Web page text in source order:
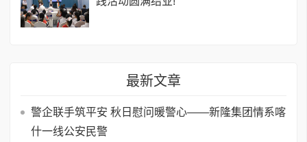
最新文章
警企联手筑平安 秋日慰问暖警心——新隆集团情系喀
什一线公安民警